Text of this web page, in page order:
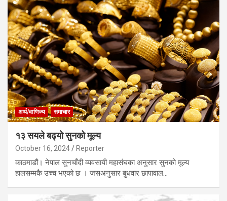
अर्थ/वाणिज्य समाचार
१३ सयले बढ्यो सुनको मूल्य
October 16, 2024 Reporter
काठमाडौं। नेपाल सुनचाँदी व्यवसायी महासंघका अनुसार सुनको मूल्य
हालसम्मकै उच्च भएको छ । जसअनुसार बुधवार छापावाल…